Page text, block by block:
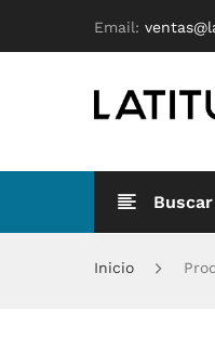
Email:
Inicio